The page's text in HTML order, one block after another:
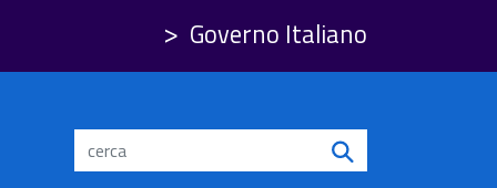
Governo Italiano
Search